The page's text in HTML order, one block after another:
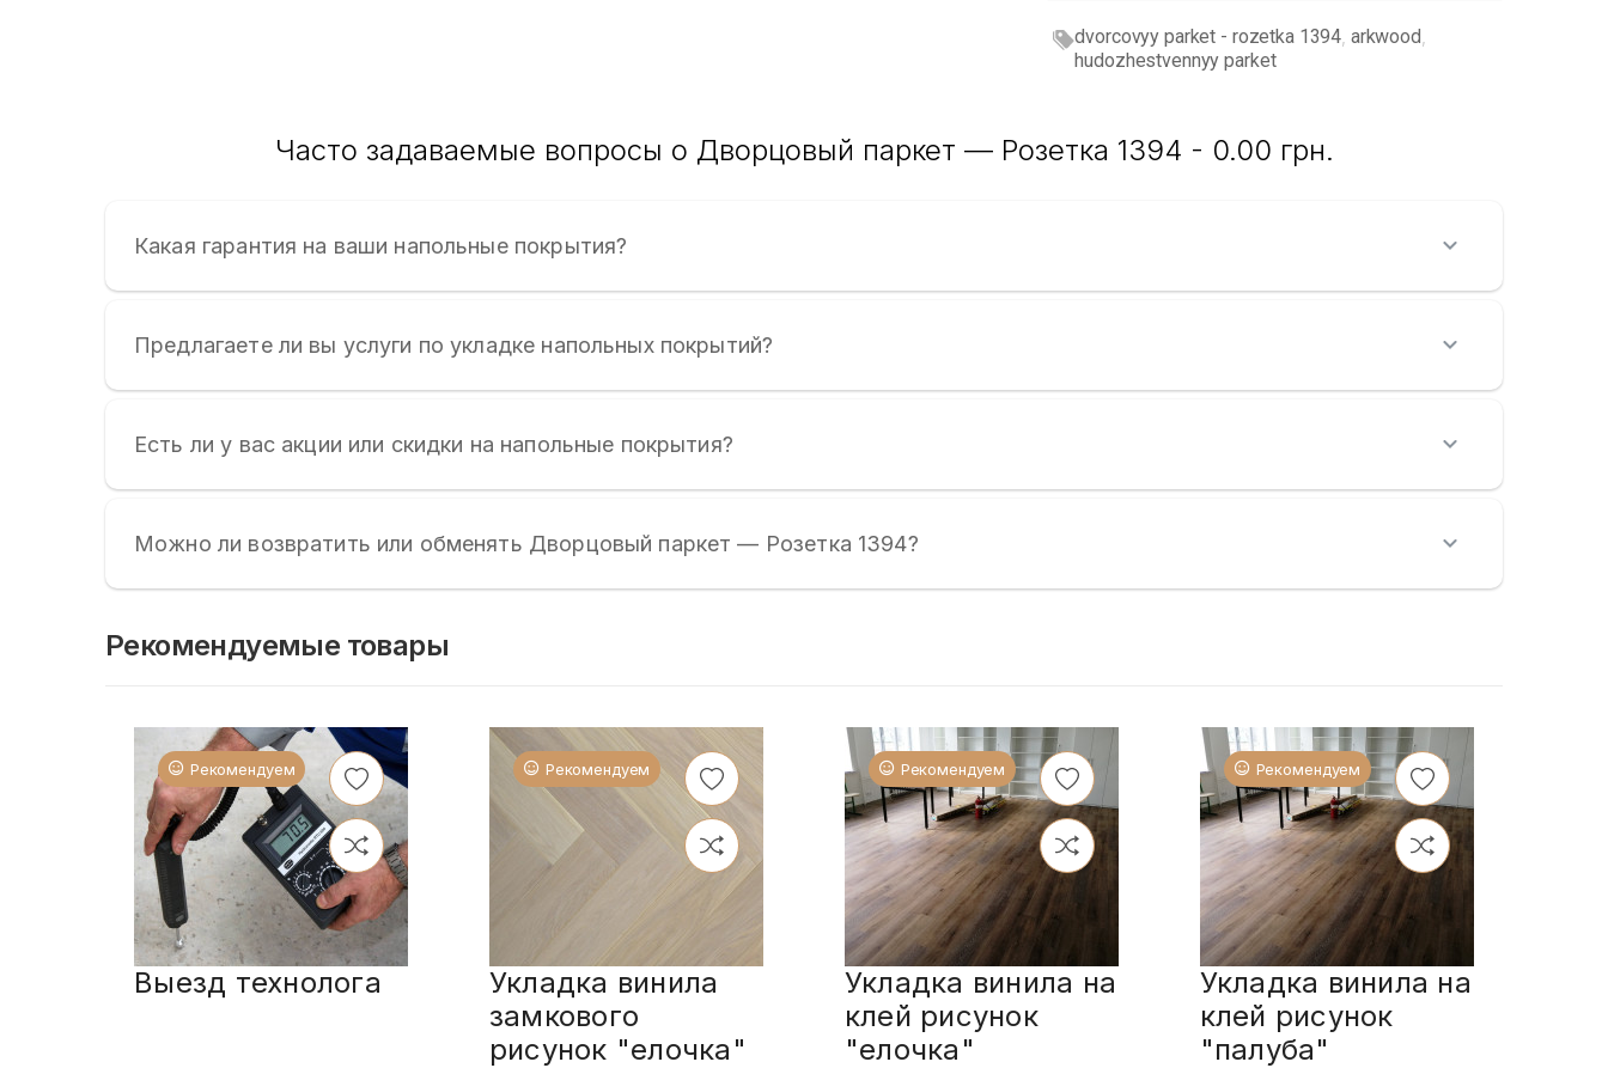
dvorcovyy parket - rozetka 1394 arkwood
hudozhestvennyy parket
Часто задаваемые вопросы о Дворцовый паркет — Розетка 1394 - 0.00 грн.
Какая гарантия на ваши напольные покрытия?
Предлагаете ли вы услуги по укладке напольных покрытий?
Есть ли у вас акции или скидки на напольные покрытия?
Можно ли возвратить или обменять Дворцовый паркет — Розетка 1394?
Рекомендуемые товары
Рекомендуем
Выезд технолога
Рекомендуем
Укладка винила
замкового
рисунок "елочка"
Рекомендуем
Укладка винила на
клей рисунок
"елочка"
Рекомендуем
Укладка винила на
клей рисунок
"палуба"